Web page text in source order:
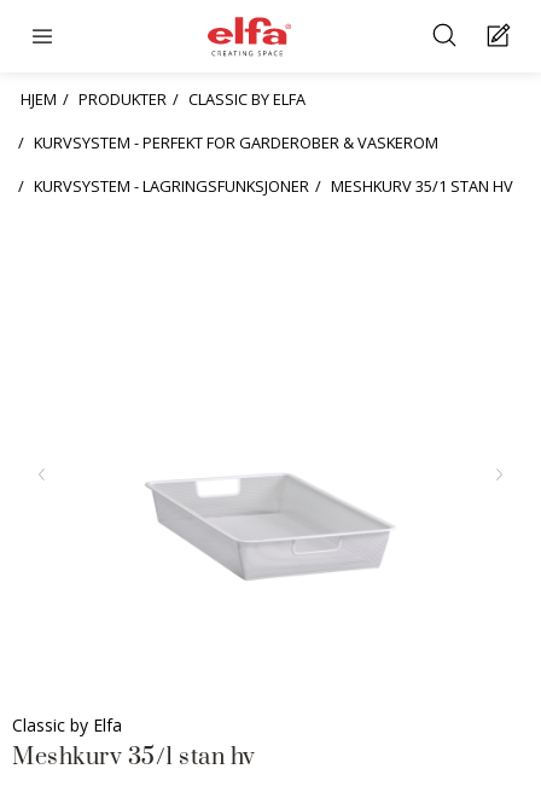
HJEM PRODUKTER
CLASSIC BY ELFA
KURVSYSTEM - PERFEKT FOR GARDEROBER & VASKEROM
KURVSYSTEM - LAGRINGSFUNKSJONER
MESHKURV 35/1 STAN HV
Classic by Elfa
Meshkurv 35/1 stan hv